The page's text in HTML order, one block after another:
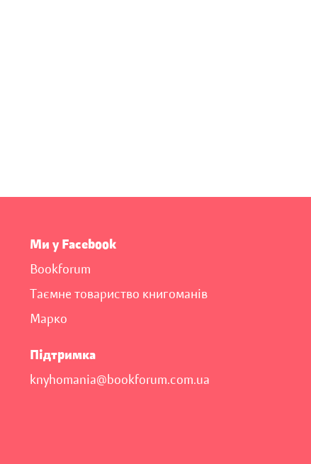
Ми у Facebook
Bookforum
Таємне товариство книгоманів
Марко
Підтримка
knyhomania@bookforum.com.ua